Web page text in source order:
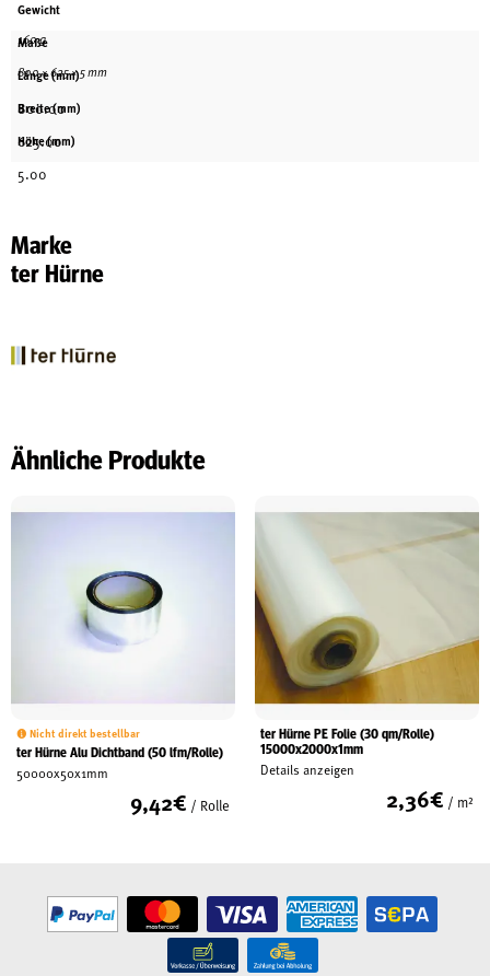
Gewicht
160 g
Maße
800 × 625 × 5 mm
Länge (mm)
800.00
Breite (mm)
625.00
Höhe (mm)
5.00
Marke
ter Hürne
Ähnliche Produkte
Nicht direkt bestellbar
ter Hürne Alu Dichtband (50 lfm/Rolle)
50000x50x1mm
9,42€ / Rolle
ter Hürne PE Folie (30 qm/Rolle)
15000x2000x1mm
Details anzeigen
2,36€ / m²